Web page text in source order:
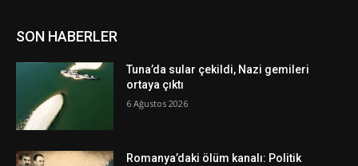
SON HABERLER
Tuna’da sular çekildi, Nazi gemileri
ortaya çıktı
6 Ağustos 2026
Romanya’daki ölüm kanalı: Politik